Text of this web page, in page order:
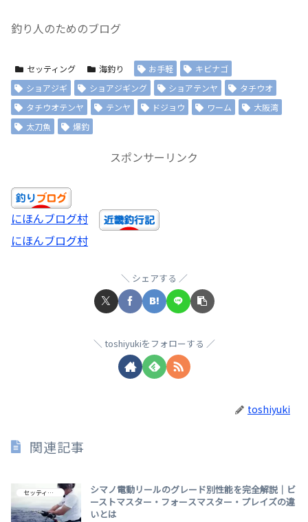
釣り人のためのブログ
セッティング 海釣り お手軽
キビナゴ
ショアジギ
ショアジギング ショアテンヤ
タチウオ
タチウオテンヤ
テンヤ ドジョウ ワーム
大阪湾
太刀魚
爆釣
スポンサーリンク
にほんブログ村
にほんブログ村
シェアする
toshiyukiをフォローする
toshiyuki
関連記事
セッティング
シマノ電動リールのグレード別性能を完全解説｜ビ
ーストマスター・フォースマスター・プレイズの違
いとは